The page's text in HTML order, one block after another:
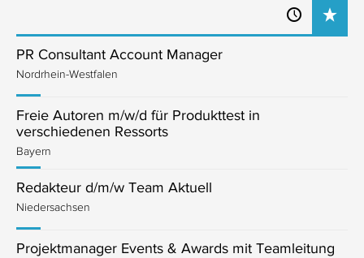
PR Consultant Account Manager
Nordrhein-Westfalen
Freie Autoren m/w/d für Produkttest in
verschiedenen Ressorts
Bayern
Redakteur d/m/w Team Aktuell
Niedersachsen
Projektmanager Events & Awards mit Teamleitung